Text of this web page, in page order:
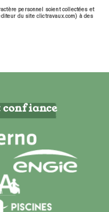
personnel soient collectées et
du site clictravaux.com) à des